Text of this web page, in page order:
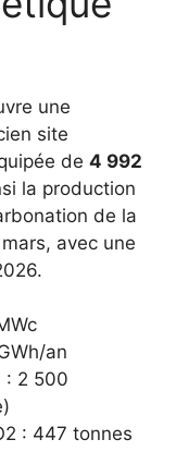
une
site
de 4 992
la production
de la
avec une
an
: 2 500
: 447 tonnes